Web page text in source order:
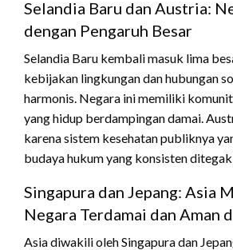
Selandia Baru dan Austria:
dengan Pengaruh Besar
Selandia Baru kembali masuk lima
kebijakan lingkungan dan hubungan
harmonis. Negara ini memiliki
yang hidup berdampingan damai.
karena sistem kesehatan publiknya
budaya hukum yang konsisten
Singapura dan Jepang: Asia
Negara Terdamai dan Aman
Asia diwakili oleh Singapura dan